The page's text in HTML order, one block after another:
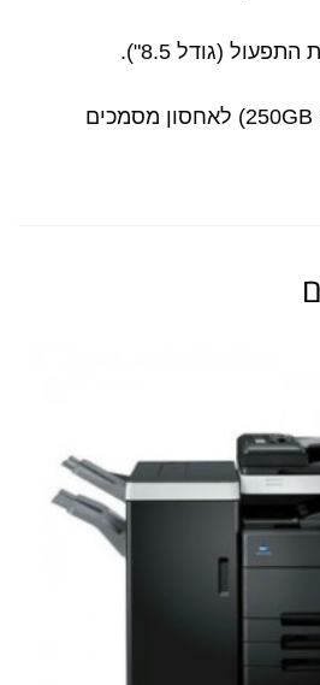
 דיסק קשיח (גודל: 250GB) לאחסון מסמכים